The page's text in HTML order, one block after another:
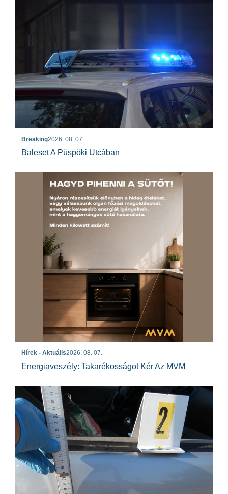
Breaking2026. 08. 07.
Baleset A Püspöki Utcában
Hírek - Aktuális2026. 08. 07.
Energiaveszély: Takarékosságot Kér Az MVM